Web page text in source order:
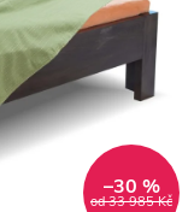
od 33 985 Kč
–30 %